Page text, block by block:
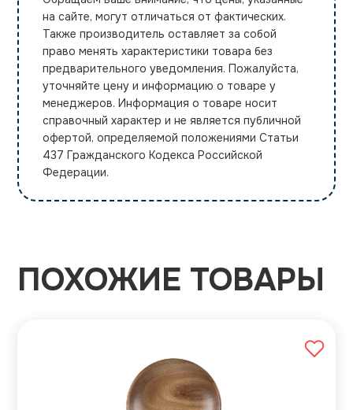
на сайте, могут отличаться от фактических.
Также производитель оставляет за собой
право менять характеристики товара без
предварительного уведомления. Пожалуйста,
уточняйте цену и информацию о товаре у
менеджеров. Информация о товаре носит
справочный характер и не является публичной
офертой, определяемой положениями Статьи
437 Гражданского Кодекса Российской
Федерации.
ПОХОЖИЕ ТОВАРЫ